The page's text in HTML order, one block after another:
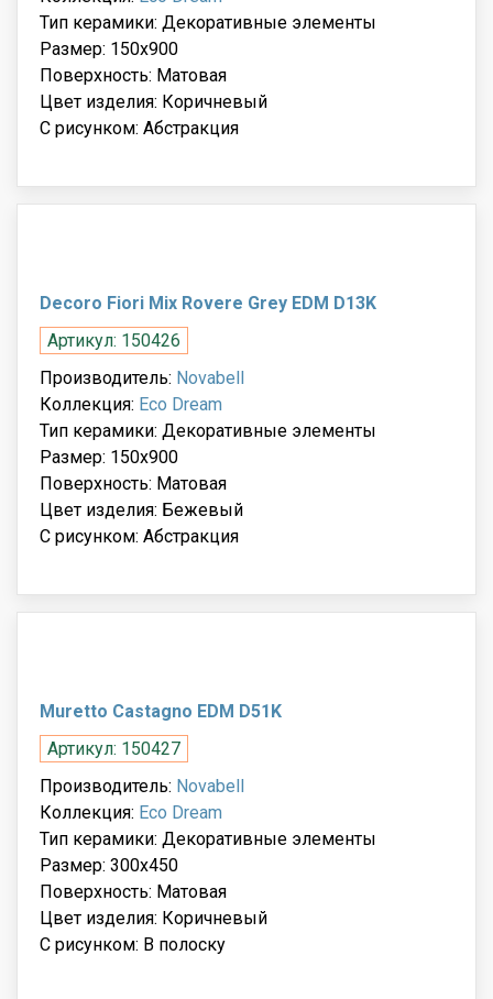
Тип керамики: Декоративные элементы
Размер: 150x900
Поверхность: Матовая
Цвет изделия: Коричневый
С рисунком: Абстракция
Decoro Fiori Mix Rovere Grey EDM D13K
Артикул: 150426
Производитель: Novabell
Коллекция: Eco Dream
Тип керамики: Декоративные элементы
Размер: 150x900
Поверхность: Матовая
Цвет изделия: Бежевый
С рисунком: Абстракция
Muretto Castagno EDM D51K
Артикул: 150427
Производитель: Novabell
Коллекция: Eco Dream
Тип керамики: Декоративные элементы
Размер: 300x450
Поверхность: Матовая
Цвет изделия: Коричневый
С рисунком: В полоску